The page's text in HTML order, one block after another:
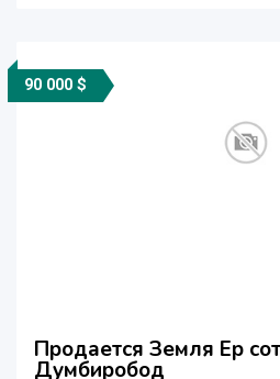
90 000 $
Продается Земля Ер
Думбиробод